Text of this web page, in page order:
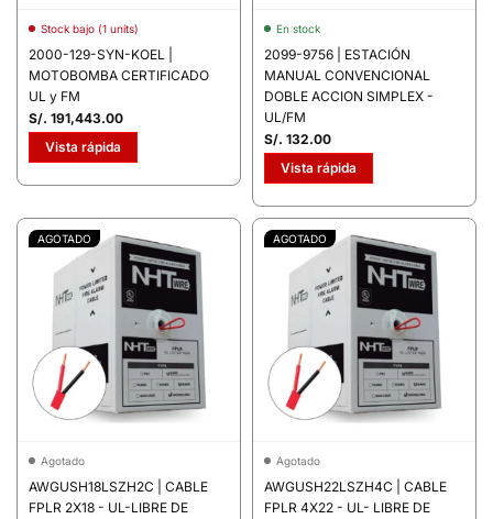
Stock bajo (1 units)
2000-129-SYN-KOEL |
MOTOBOMBA CERTIFICADO
UL y FM
S/. 191,443.00
Vista rápida
En stock
2099-9756 | ESTACIÓN
MANUAL CONVENCIONAL
DOBLE ACCION SIMPLEX -
UL/FM
S/. 132.00
Vista rápida
AGOTADO
Agotado
AWGUSH18LSZH2C | CABLE
FPLR 2X18 - UL-LIBRE DE
AGOTADO
Agotado
AWGUSH22LSZH4C | CABLE
FPLR 4X22 - UL- LIBRE DE